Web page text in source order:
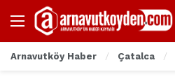
Arnavutköy Haber Çatalca